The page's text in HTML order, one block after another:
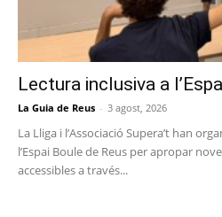
Lectura inclusiva a
La Guia de Reus - 3 agost, 2026
La Lliga i l’Associació Supera’t han
l’Espai Boule de Reus per apropar
accessibles a través...